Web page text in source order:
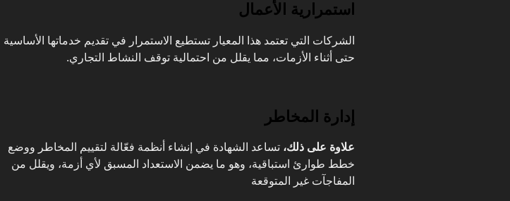
استمرارية الأعمال
الشركات التي تعتمد هذا المعيار تستطيع الاستمرار في تقديم خدماتها الأساسية
حتى أثناء الأزمات، مما يقلل من احتمالية توقف النشاط التجاري.
إدارة المخاطر
علاوة على ذلك، تساعد الشهادة في إنشاء أنظمة فعّالة لتقييم المخاطر ووضع
خطط طوارئ استباقية، وهو ما يضمن الاستعداد المسبق لأي أزمة، ويقلل من
المفاجآت غير المتوقعة